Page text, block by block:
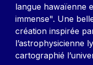
langue hawaïenne
immense". Une
création inspirée
l’astrophysicienne
cartographié